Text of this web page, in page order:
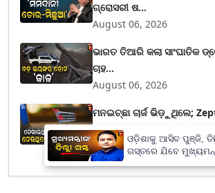
ଗ୍ରୋସରୀ ଷ...
August 06, 2026
ଭାରତ ତିଆରି କଲା ସାଂଘାତିକ
ଚାହ...
August 06, 2026
ମନଇଚ୍ଛା ଚାର୍ଜ ଭିଡ଼ୁଥିଲେ;
BookMyShow ଭଳି ୯ଟି...
August 06, 2026
ଓଡ଼ିଶାକୁ ଆସିବ ପୁଞ୍ଜି,
ଗସ୍ତରେ ଯିବେ
ମାଝୀ